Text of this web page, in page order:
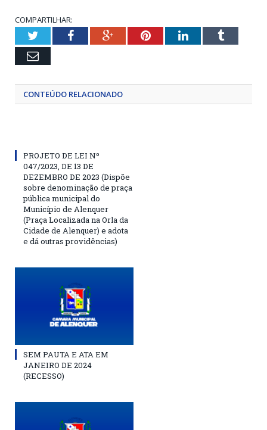
COMPARTILHAR:
TwitterFacebookGoogle+PinterestLinkedInTumblr
Email
CONTEÚDO RELACIONADO
PROJETO DE LEI Nº
047/2023, DE 13 DE
DEZEMBRO DE 2023 (Dispõe
sobre denominação de praça
pública municipal do
Município de Alenquer
(Praça Localizada na Orla da
Cidade de Alenquer) e adota
e dá outras providências)
SEM PAUTA E ATA EM
JANEIRO DE 2024
(RECESSO)